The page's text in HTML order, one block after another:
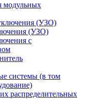
модульных
(УЗО)
с
системы (в том